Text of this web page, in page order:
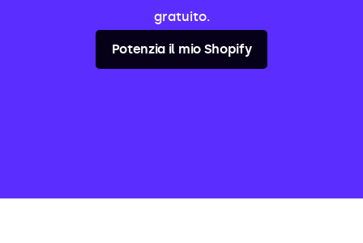
gratuito.
Potenzia il mio Shopify